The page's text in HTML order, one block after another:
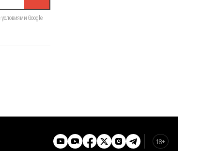
условиями Google
18+